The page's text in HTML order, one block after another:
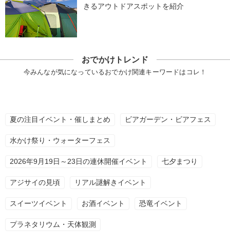
きるアウトドアスポットを紹介
おでかけトレンド
今みんなが気になっているおでかけ関連キーワードはコレ！
夏の注目イベント・催しまとめ ビアガーデン・ビアフェス
水かけ祭り・ウォーターフェス
2026年9月19日～23日の連休開催イベント 七夕まつり
アジサイの見頃 リアル謎解きイベント
スイーツイベント お酒イベント 恐竜イベント
プラネタリウム・天体観測